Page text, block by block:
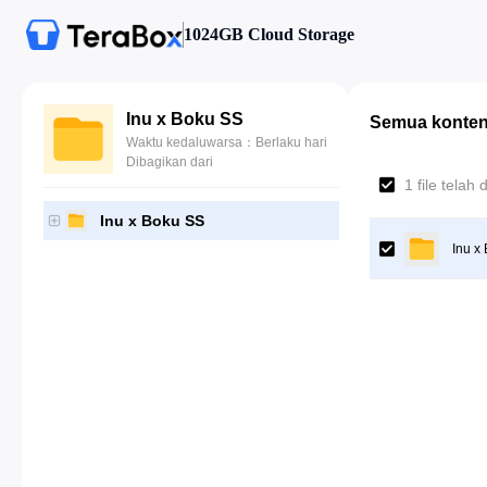
1024GB Cloud Storage
Inu x Boku SS
Waktu kedaluwarsa：Berlaku hari
Dibagikan dari
Inu x Boku SS
Semua konten
1 file telah
Inu x